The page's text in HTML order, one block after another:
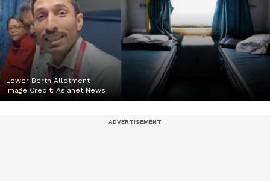
Lower Berth Allotment
Image Credit: Asianet News